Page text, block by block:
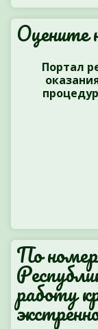
Оцените
Портал
По
работу